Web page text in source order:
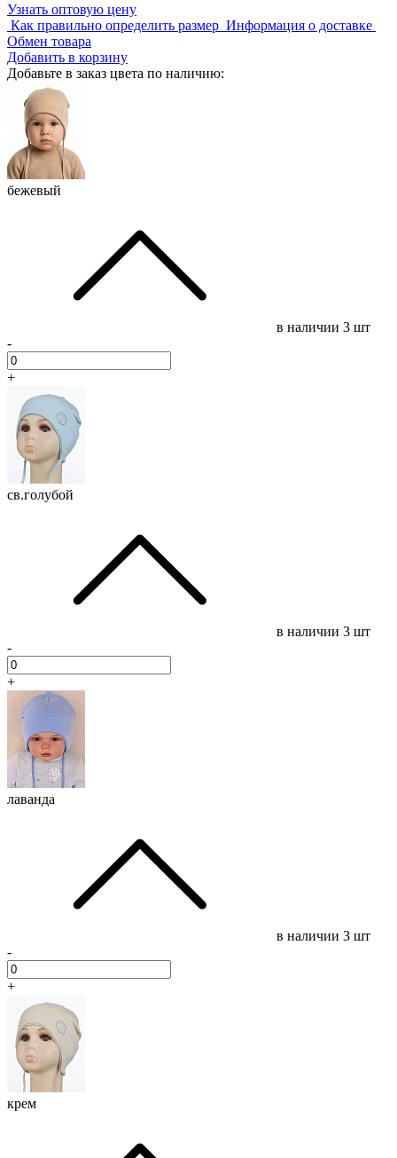
Узнать оптовую цену
Как правильно определить размер Информация о доставке
Обмен товара
Добавить в корзину
Добавьте в заказ цвета по наличию:
бежевый
в наличии 3 шт
-
+
св.голубой
в наличии 3 шт
-
+
лаванда
в наличии 3 шт
-
+
крем